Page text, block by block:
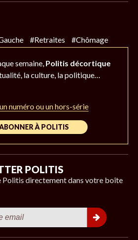
#Retraites #Chômage
semaine, Politis décortique
la culture, la politique…
numéro ou un hors-série
À POLITIS
POLITIS
Politis directement dans votre boîte